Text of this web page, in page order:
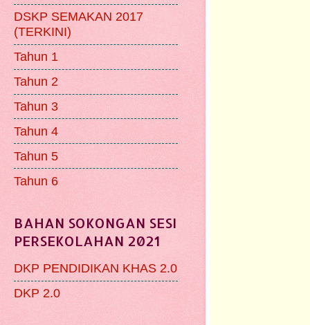
DSKP SEMAKAN 2017
(TERKINI)
Tahun 1
Tahun 2
Tahun 3
Tahun 4
Tahun 5
Tahun 6
BAHAN SOKONGAN SESI
PERSEKOLAHAN 2021
DKP PENDIDIKAN KHAS 2.0
DKP 2.0